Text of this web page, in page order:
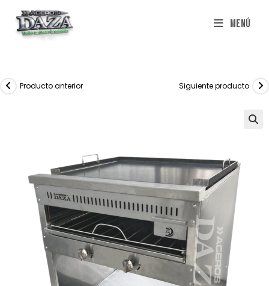
Saltar
contenido
Menú
Producto anterior Siguiente producto